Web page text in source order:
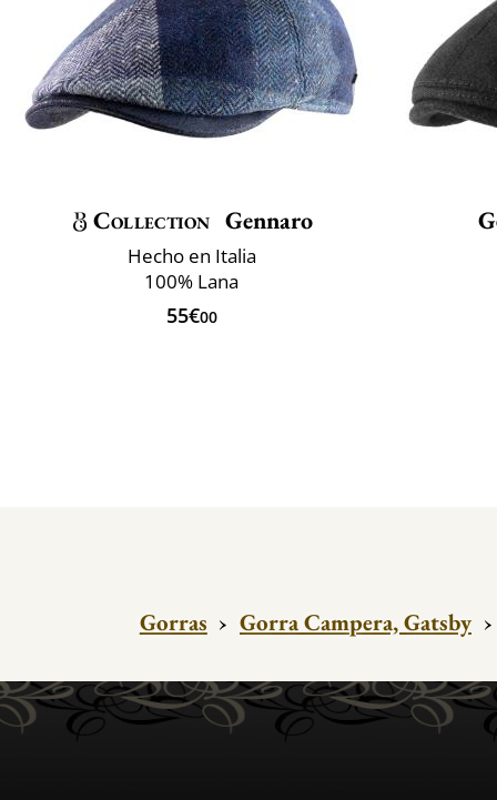
Collection Gennaro
Hecho en Italia
100% Lana
55€00
Gorras › Gorra Campera, Gatsby ›